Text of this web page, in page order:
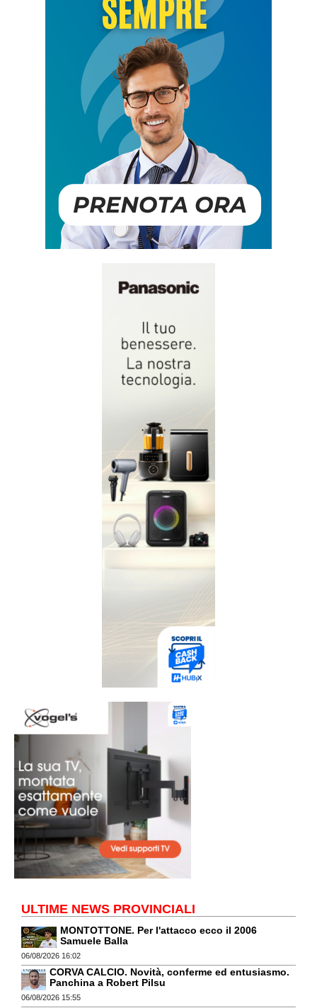
ULTIME NEWS PROVINCIALI
MONTOTTONE. Per l'attacco ecco il 2006
Samuele Balla
06/08/2026 16:02
CORVA CALCIO. Novità, conferme ed entusiasmo.
Panchina a Robert Pilsu
06/08/2026 15:55